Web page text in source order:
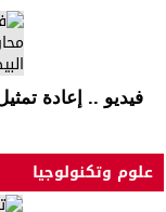
فيديو .. إعادة
علوم وتكنولوجيا